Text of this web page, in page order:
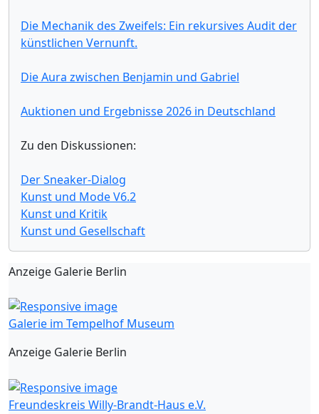
Die Mechanik des Zweifels: Ein rekursives Audit der
künstlichen Vernunft.
Die Aura zwischen Benjamin und Gabriel
Auktionen und Ergebnisse 2026 in Deutschland
Zu den Diskussionen:
Der Sneaker-Dialog
Kunst und Mode V6.2
Kunst und Kritik
Kunst und Gesellschaft
Anzeige Galerie Berlin
Galerie im Tempelhof Museum
Anzeige Galerie Berlin
Freundeskreis Willy-Brandt-Haus e.V.